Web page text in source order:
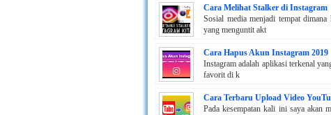
Cara Melihat Stalker di Instagram
Sosial media menjadi tempat
yang menguntit akt
Cara Hapus Akun Instagram 2019
Instagram adalah aplikasi terkenal
favorit di k
Cara Terbaru Upload Video
Pada kesempatan kali ini saya akan